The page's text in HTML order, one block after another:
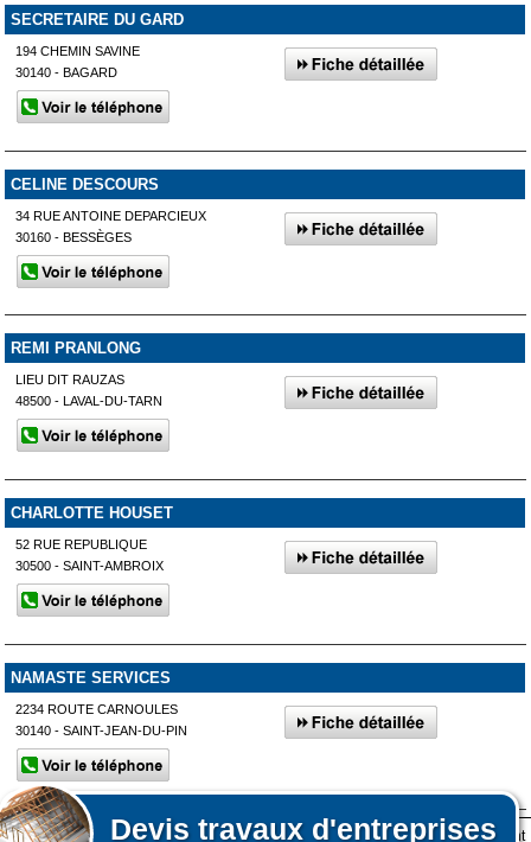
Devis travaux d'entreprises
SECRETAIRE DU GARD
194 CHEMIN SAVINE
30140 - BAGARD
CELINE DESCOURS
34 RUE ANTOINE DEPARCIEUX
30160 - BESSÈGES
REMI PRANLONG
LIEU DIT RAUZAS
48500 - LAVAL-DU-TARN
CHARLOTTE HOUSET
52 RUE REPUBLIQUE
30500 - SAINT-AMBROIX
NAMASTE SERVICES
2234 ROUTE CARNOULES
30140 - SAINT-JEAN-DU-PIN
Lors de votre visite sur notre site des fichiers informatiques nommés cookies sont